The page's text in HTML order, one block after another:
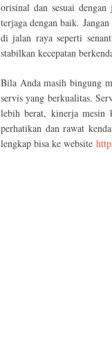
orisinal dan sesuai
terjaga dengan baik.
di jalan raya seperti
stabilkan kecepatan
Bila Anda masih bingung
servis yang berkualitas.
lebih berat, kinerja mesin
perhatikan dan rawat
lengkap bisa ke website